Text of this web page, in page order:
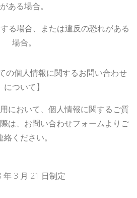
がある場合。
る場合、または違反の恐れがある
場合。
の個人情報に関するお問い合わせ
について】
において、個人情報に関するご質
は、お問い合わせフォームよりご
絡ください。
年 3 月 21 日制定